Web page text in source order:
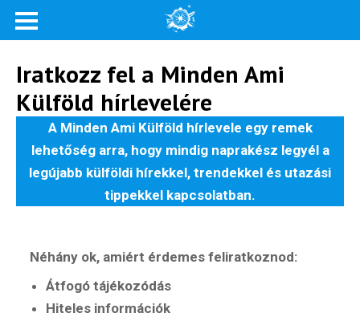
Iratkozz fel a Minden Ami
Külföld hírlevelére
A Minden Ami Külföld hírlevele egy remek
lehetőség arra, hogy mindig naprakész legyél a
legújabb külföldi hírekkel, trendekkel és utazási
tippekkel kapcsolatban.
Néhány ok, amiért érdemes feliratkoznod:
Átfogó tájékozódás
Hiteles információk